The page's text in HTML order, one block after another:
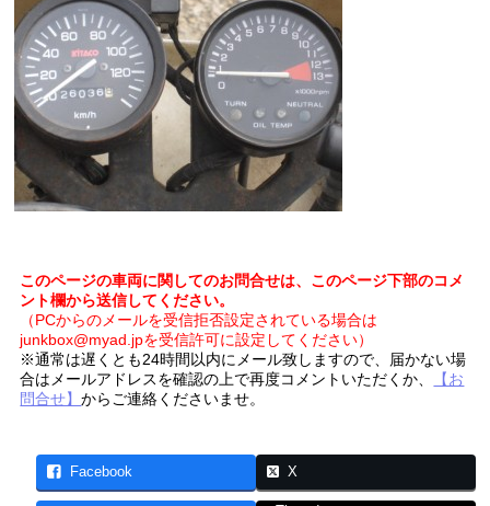
このページの車両に関してのお問合せは、このページ下部のコメ
ント欄から送信してください。
（PCからのメールを受信拒否設定されている場合は
junkbox@myad.jpを受信許可に設定してください）
※通常は遅くとも24時間以内にメール致しますので、届かない場
合はメールアドレスを確認の上で再度コメントいただくか、
【お
問合せ】からご連絡くださいませ。
Facebook X